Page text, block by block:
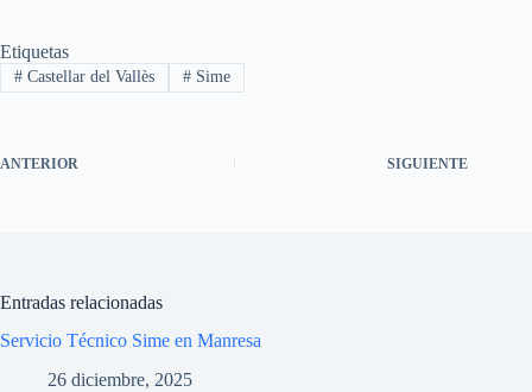
Etiquetas
#Castellar del Vallès #Sime
ANTERIOR SIGUIENTE
Entradas relacionadas
Servicio Técnico Sime en Manresa
26 diciembre, 2025